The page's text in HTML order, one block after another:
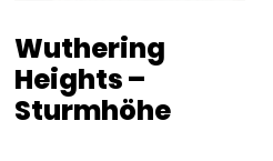
Wuthering
Heights –
Sturmhöhe